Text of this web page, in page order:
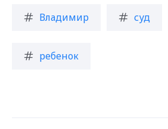
Владимир суд
ребенок